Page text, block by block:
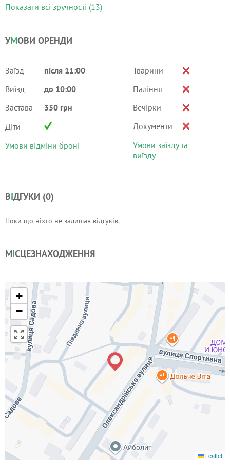
Показати всі зручності (13)
УМОВИ ОРЕНДИ
Заїзд
після 11:00
Виїзд
до 10:00
Застава
350 грн
Діти
Умови відміни броні
Тварини
Паління
Вечірки
Документи
Умови заїзду та
виїзду
ВІДГУКИ (0)
Поки що ніхто не залишав відгуків.
МІСЦЕЗНАХОДЖЕННЯ
+
−
Leaflet